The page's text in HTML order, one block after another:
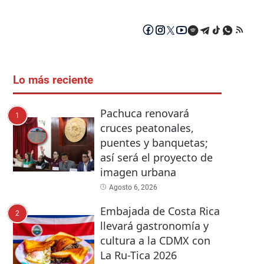
Lo más reciente
1
Pachuca renovará
cruces peatonales,
puentes y banquetas;
así será el proyecto de
imagen urbana
Agosto 6, 2026
2
Embajada de Costa Rica
llevará gastronomía y
cultura a la CDMX con
La Ru-Tica 2026